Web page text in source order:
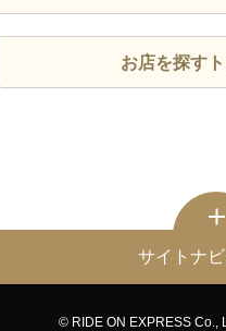
お店を探す
サイトナビ
© RIDE ON EXPRESS Co.,